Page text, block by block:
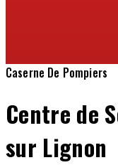
Caserne De Pompiers
Centre de
sur Lignon